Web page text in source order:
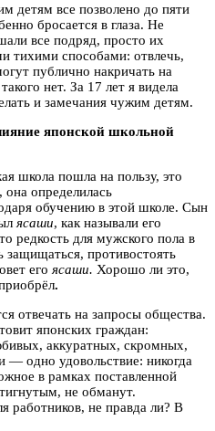
детям все позволено до пяти
бросается в глаза. Не
все подряд, просто их
тихими способами: отвлечь,
публично накричать на
нет. За 17 лет я видела
и замечания чужим детям.
японской школьной
школа пошла на пользу, это
определилась
обучению в этой школе. Сын
ясаши, как называли его
редкость для мужского пола в
противостоять
его ясаши. Хорошо ли это,
.
отвечать на запросы общества.
японских граждан:
аккуратных, скромных,
— одно удовольствие: никогда
в рамках поставленной
не обманут.
работников, не правда ли? В